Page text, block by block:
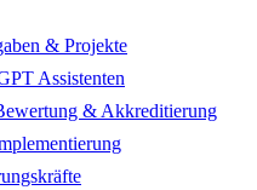
& Projekte
Assistenten
& Akkreditierung